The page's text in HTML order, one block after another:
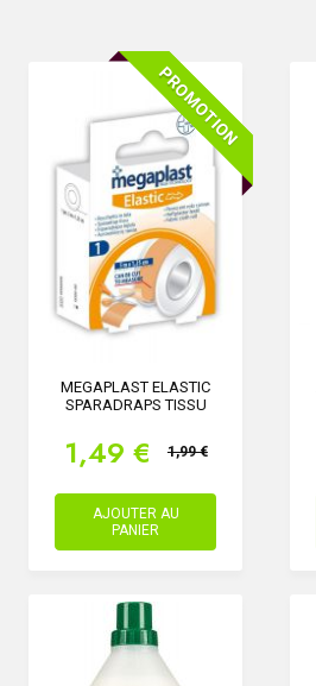
PROMOTION
MEGAPLAST ELASTIC
SPARADRAPS TISSU
1,49 € 1,99 €
AJOUTER AU
PANIER